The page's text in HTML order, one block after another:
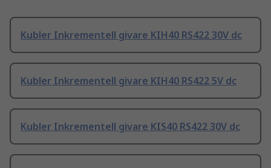
Kubler Inkrementell givare KIH40 RS422 30V dc
Kubler Inkrementell givare KIH40 RS422 5V dc
Kubler Inkrementell givare KIS40 RS422 30V dc